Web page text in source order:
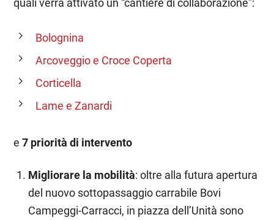
quali verrà attivato un “cantiere di collaborazione”:
Bolognina
Arcoveggio e Croce Coperta
Corticella
Lame e Zanardi
e7 priorità di intervento
Migliorare la mobilità: oltre alla futura apertura
del nuovo sottopassaggio carrabile Bovi
Campeggi-Carracci, in piazza dell’Unità sono